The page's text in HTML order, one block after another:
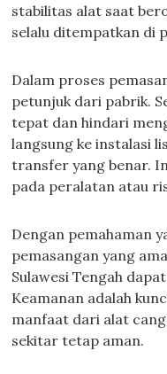
stabilitas alat saat
selalu ditempatkan di
Dalam proses
petunjuk dari pabrik.
tepat dan hindari
langsung ke instalasi
transfer yang benar.
pada peralatan atau
Dengan pemahaman
pemasangan yang
Sulawesi Tengah
Keamanan adalah
manfaat dari alat
sekitar tetap aman.